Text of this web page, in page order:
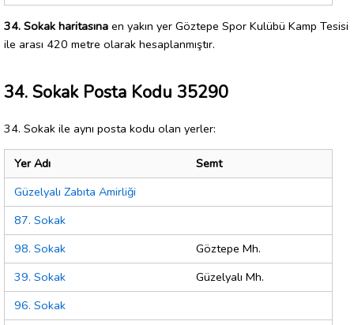
34. Sokak haritasına en yakın yer Göztepe Spor Kulübü Kamp Tesisi
ile arası 420 metre olarak hesaplanmıştır.
34. Sokak Posta Kodu 35290
34. Sokak ile aynı posta kodu olan yerler:
Yer Adı
Semt
Güzelyalı Zabıta Amirliği
87. Sokak
98. Sokak
Göztepe Mh.
39. Sokak
Güzelyalı Mh.
96. Sokak